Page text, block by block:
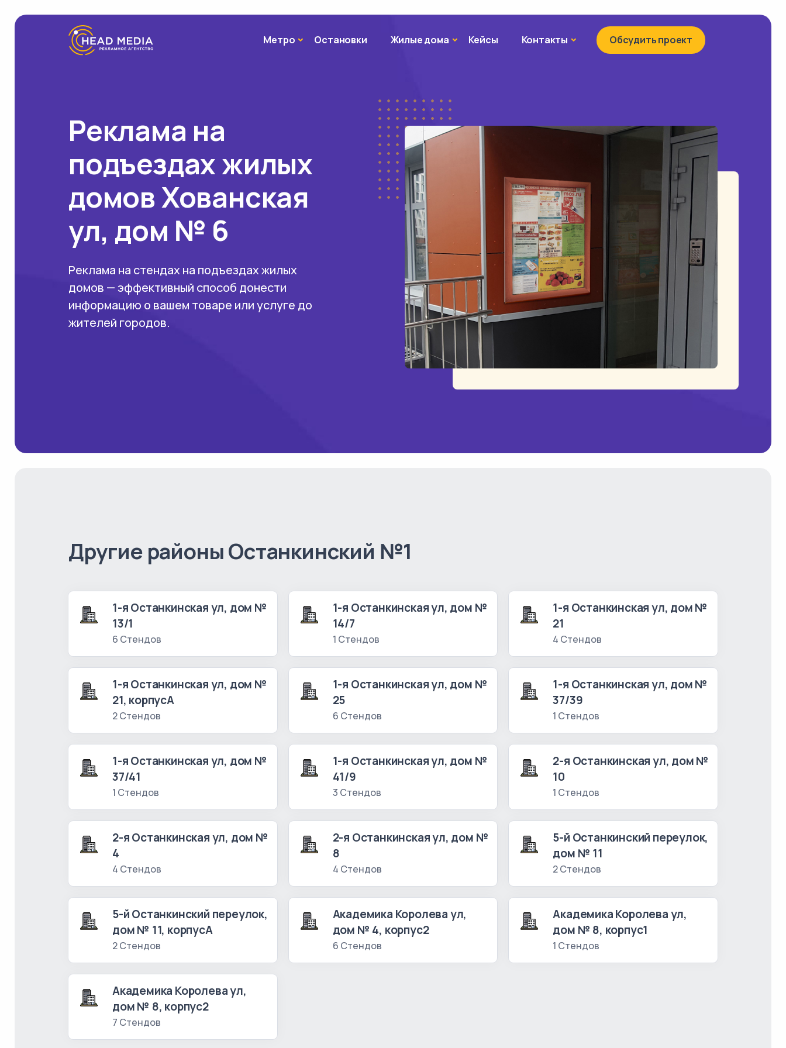
МетроМетроОстановки Жилые домаЖилые дома
Кейсы Контакты КонтактыОбсудить проект
Реклама на
подъездах жилых
домов Хованская
ул, дом № 6
Реклама на стендах на подъездах жилых
домов — эффективный способ донести
информацию о вашем товаре или услуге до
жителей городов.
Другие районы Останкинский №1
1-я Останкинская ул, дом №
13/1
6 Стендов
1-я Останкинская ул, дом №
14/7
1 Стендов
1-я Останкинская ул, дом №
21
4 Стендов
1-я Останкинская ул, дом №
21, корпусА
2 Стендов
1-я Останкинская ул, дом №
25
6 Стендов
1-я Останкинская ул, дом №
37/39
1 Стендов
1-я Останкинская ул, дом №
37/41
1 Стендов
1-я Останкинская ул, дом №
41/9
3 Стендов
2-я Останкинская ул, дом №
10
1 Стендов
2-я Останкинская ул, дом №
4
4 Стендов
2-я Останкинская ул, дом №
8
4 Стендов
5-й Останкинский переулок,
дом № 11
2 Стендов
5-й Останкинский переулок,
дом № 11, корпусА
2 Стендов
Академика Королева ул,
дом № 4, корпус2
6 Стендов
Академика Королева ул,
дом № 8, корпус1
1 Стендов
Академика Королева ул,
дом № 8, корпус2
7 Стендов